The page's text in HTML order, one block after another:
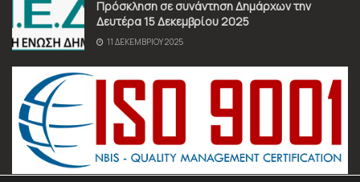
Πρόσκληση σε συνάντηση Δημάρχων την
Δευτέρα 15 Δεκεμβρίου 2025
11 ΔΕΚΕΜΒΡΊΟΥ 2025